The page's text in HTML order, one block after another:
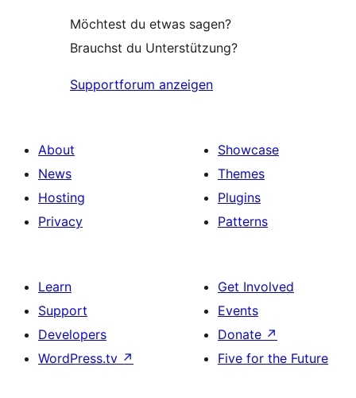
Möchtest du etwas sagen?
Brauchst du Unterstützung?
Supportforum anzeigen
About
News
Hosting
Privacy
Showcase
Themes
Plugins
Patterns
Learn
Support
Developers
WordPress.tv ↗
Get Involved
Events
Donate ↗
Five for the Future